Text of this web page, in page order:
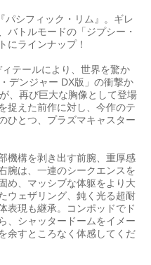
パシフィック・リム』。ギレ
バトルモードの「ジプシー・
にラインナップ！
テールにより、世界を驚か
デンジャー DX版」の衝撃か
、再び巨大な胸像として登場
捉えた前作に対し、今作のテ
ひとつ、プラズマキャスター
機構を剥き出す前腕、重厚感
腕は、一連のシークエンスを
め、マッシブな体躯をより大
ウェザリング、鈍く光る超耐
表現も継承。コンポッドでド
、シャッタードームをイメー
余すところなく体感してくだ